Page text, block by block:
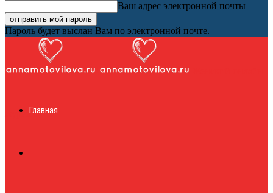
Ваш адрес электронной почты
Пароль будет выслан Вам по электронной почте.
журналГлавная